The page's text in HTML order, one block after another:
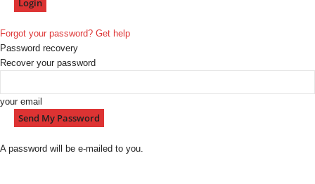
Forgot your password? Get help
Password recovery
Recover your password
your email
A password will be e-mailed to you.